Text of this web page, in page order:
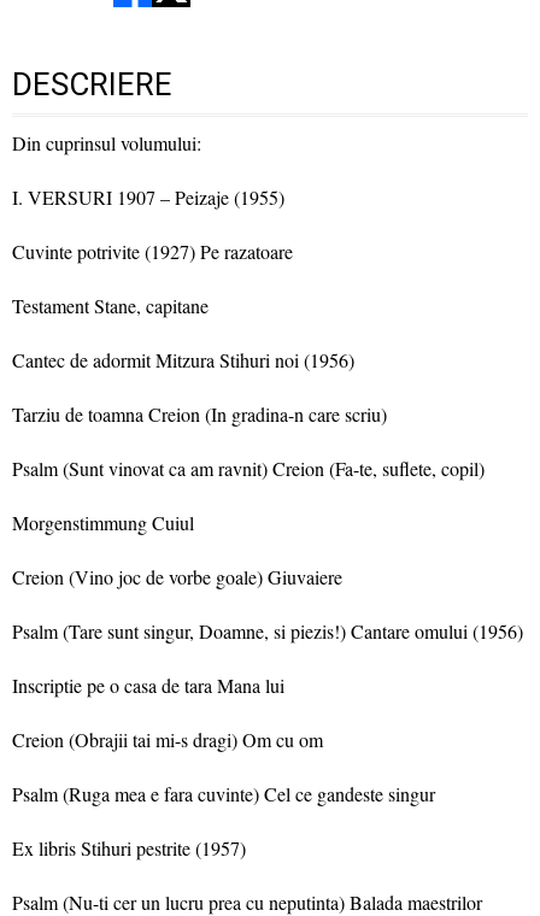
DESCRIERE
Din cuprinsul volumului:
I. VERSURI 1907 – Peizaje (1955)
Cuvinte potrivite (1927) Pe razatoare
Testament Stane, capitane
Cantec de adormit Mitzura Stihuri noi (1956)
Tarziu de toamna Creion (In gradina-n care scriu)
Psalm (Sunt vinovat ca am ravnit) Creion (Fa-te, suflete, copil)
Morgenstimmung Cuiul
Creion (Vino joc de vorbe goale) Giuvaiere
Psalm (Tare sunt singur, Doamne, si piezis!) Cantare omului (1956)
Inscriptie pe o casa de tara Mana lui
Creion (Obrajii tai mi-s dragi) Om cu om
Psalm (Ruga mea e fara cuvinte) Cel ce gandeste singur
Ex libris Stihuri pestrite (1957)
Psalm (Nu-ti cer un lucru prea cu neputinta) Balada maestrilor